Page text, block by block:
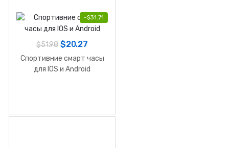
-$31.71
$51.98 $20.27
Спортивние смарт часы
для IOS и Android